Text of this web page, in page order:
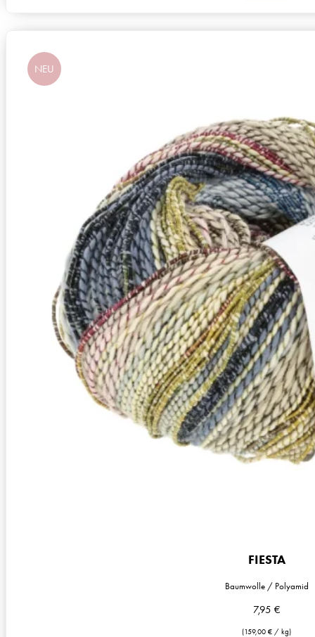
NEU
Zusammensetzung
12% Polyamid, 88%
Lauflänge
~140m / 50g
Nadelstärke
Ø 3,5-4 mm
Garnstärke
DK
Maschenprobe
22 M x 32 R
FIESTA
Baumwolle / Polyamid
7,95 €
(159,00 € / kg)